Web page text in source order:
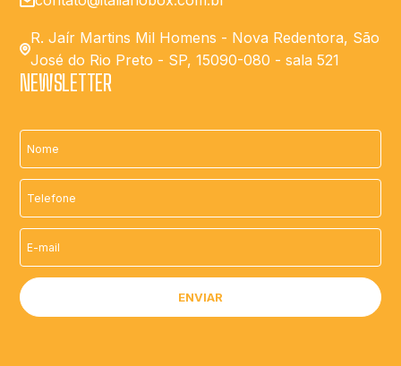
R. Jaír Martins Mil Homens - Nova Redentora, São
José do Rio Preto - SP, 15090-080 - sala 521
NEWSLETTER